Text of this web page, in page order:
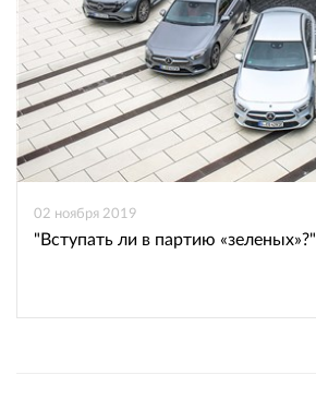
02 ноября 2019
"Вступать ли в партию «зеленых»?"